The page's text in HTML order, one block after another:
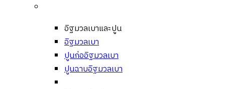
อิฐมวลเบาและปูน
อิฐมวลเบา
ปูนก่ออิฐมวลเบา
ปูนฉาบอิฐมวลเบา